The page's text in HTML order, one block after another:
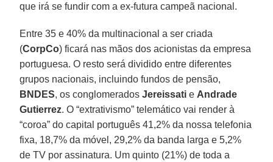
que irá se fundir com a ex-futura campeã nacional.
Entre 35 e 40% da multinacional a ser criada
(CorpCo) ficará nas mãos dos acionistas da empresa
portuguesa. O resto será dividido entre diferentes
grupos nacionais, incluindo fundos de pensão,
BNDES, os conglomeradosJereissati e Andrade
Gutierrez. O “extrativismo” telemático vai render à
“coroa” do capital português 41,2% da nossa telefonia
fixa, 18,7% da móvel, 29,2% da banda larga e 5,2%
de TV por assinatura. Um quinto (21%) de toda a